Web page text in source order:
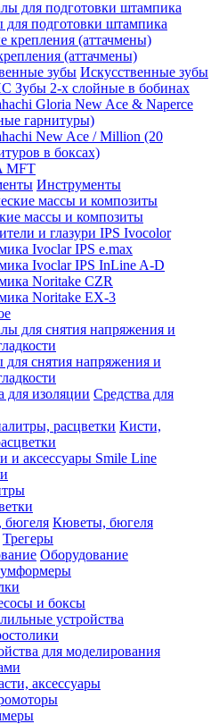
для подготовки штампика
(аттачмены)
Искусственные зубы
Зубы 2-х слойные в бобинах
Gloria New Ace & Naperce
гарнитуры)
New Ace / Million (20
в боксах)
MFT
Инструменты
массы и композиты
и глазури IPS Ivocolor
Ivoclar IPS e.max
Ivoclar IPS InLine A-D
Noritake CZR
Noritake EX-3
снятия напряжения и
Средства для
Кисти,
и аксессуары Smile Line
Кюветы, бюгеля
Трегеры
Оборудование
и боксы
устройства
для моделирования
аксессуары